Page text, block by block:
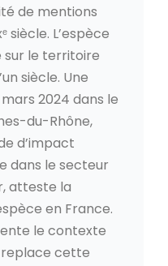
de mentions
siècle. L’espèce
sur le territoire
siècle. Une
2024 dans le
du-Rhône,
d’impact
dans le secteur
atteste la
en France.
le contexte
cette